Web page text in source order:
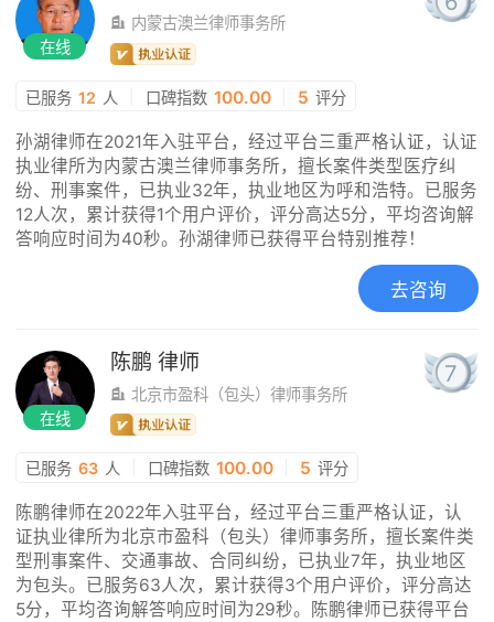
在线
内蒙古澳兰律师事务所
已服务 12 人 口碑指数 100.00 5 评分
孙湖律师在2021年入驻平台，经过平台三重严格认证，认证
执业律所为内蒙古澳兰律师事务所，擅长案件类型医疗纠
纷、刑事案件，已执业32年，执业地区为呼和浩特。已服务
12人次，累计获得1个用户评价，评分高达5分，平均咨询解
答响应时间为40秒。孙湖律师已获得平台特别推荐！
去咨询
在线
陈鹏 律师
北京市盈科（包头）律师事务所
7
已服务 63 人 口碑指数 100.00 5 评分
陈鹏律师在2022年入驻平台，经过平台三重严格认证，认
证执业律所为北京市盈科（包头）律师事务所，擅长案件类
型刑事案件、交通事故、合同纠纷，已执业7年，执业地区
为包头。已服务63人次，累计获得3个用户评价，评分高达
5分，平均咨询解答响应时间为29秒。陈鹏律师已获得平台